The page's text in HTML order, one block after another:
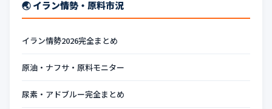
🌏 イラン情勢・原料市況
イラン情勢2026完全まとめ
原油・ナフサ・原料モニター
尿素・アドブルー完全まとめ